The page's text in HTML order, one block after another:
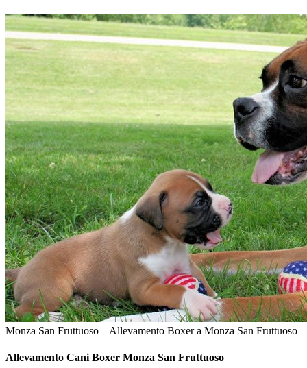
Monza San Fruttuoso – Allevamento Boxer a Monza San Fruttuoso
Allevamento Cani Boxer Monza San Fruttuoso